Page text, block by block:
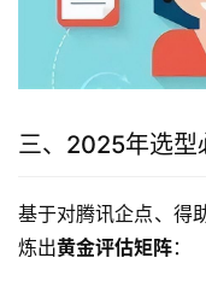
三、2025年选型
基于对腾讯企点、得
炼出黄金评估矩阵：